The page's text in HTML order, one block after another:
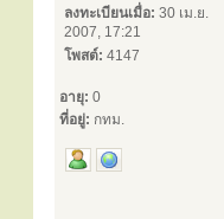
ลงทะเบียนเมื่อ: 30 เม.ย.
2007, 17:21
โพสต์: 4147
อายุ: 0
ที่อยู่: กทม.